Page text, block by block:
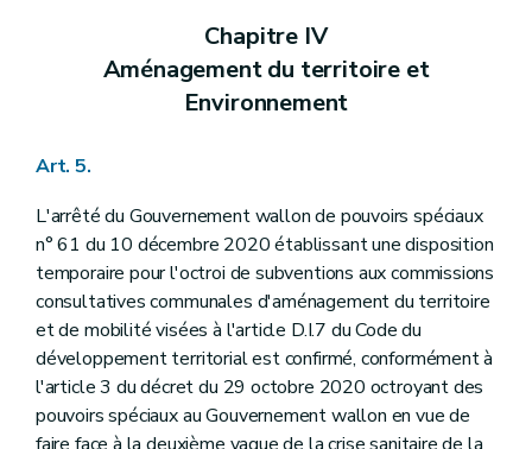
Chapitre IV
Aménagement du territoire et
Environnement
Art. 5.
L'arrêté du Gouvernement wallon de pouvoirs spéciaux
n° 61 du 10 décembre 2020 établissant une disposition
temporaire pour l'octroi de subventions aux commissions
consultatives communales d'aménagement du territoire
et de mobilité visées à l'article D.I.7 du Code du
développement territorial est confirmé, conformément à
l'article 3 du décret du 29 octobre 2020 octroyant des
pouvoirs spéciaux au Gouvernement wallon en vue de